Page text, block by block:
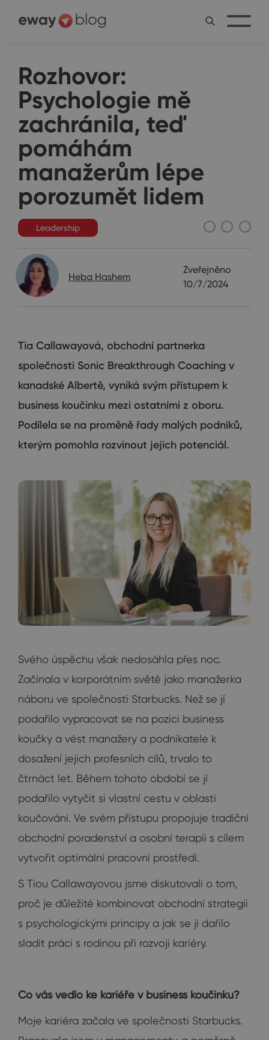
Rozhovor:
Psychologie mě
zachránila, teď
pomáhám
manažerům lépe
porozumět lidem
Leadership
Heba Hashem
Zveřejněno
10/7/2024
Tia Callawayová, obchodní partnerka
společnosti Sonic Breakthrough Coaching v
kanadské Albertě, vyniká svým přístupem k
business koučinku mezi ostatními z oboru.
Podílela se na proměně řady malých podniků,
kterým pomohla rozvinout jejich potenciál.
Svého úspěchu však nedosáhla přes noc.
Začínala v korporátním světě jako manažerka
náboru ve společnosti Starbucks. Než se jí
podařilo vypracovat se na pozici business
koučky a vést manažery a podnikatele k
dosažení jejich profesních cílů, trvalo to
čtrnáct let. Během tohoto období se jí
podařilo vytyčit si vlastní cestu v oblasti
koučování. Ve svém přístupu propojuje tradiční
obchodní poradenství a osobní terapii s cílem
vytvořit optimální pracovní prostředí.
S Tiou Callawayovou jsme diskutovali o tom,
proč je důležité kombinovat obchodní strategii
s psychologickými principy a jak se jí dařilo
sladit práci s rodinou při rozvoji kariéry.
Co vás vedlo ke kariéře v business koučinku?
Moje kariéra začala ve společnosti Starbucks.